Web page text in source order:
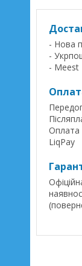
- Нова
-
- Meest
Оплата
LiqPay